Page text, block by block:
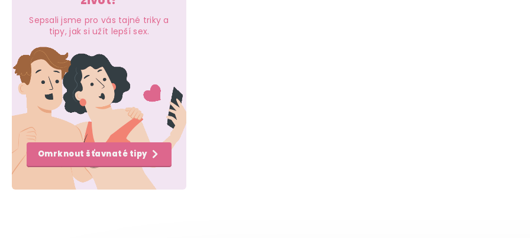
Sepsali jsme pro vás tajné triky a
tipy, jak si užít lepší sex.
Omrknout šťavnaté tipy